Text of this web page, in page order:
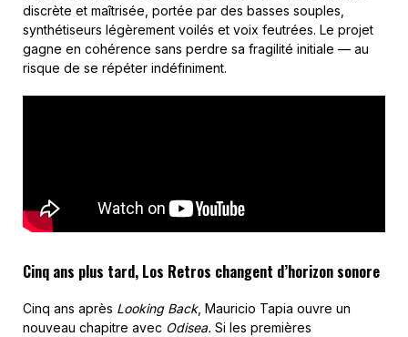
discrète et maîtrisée, portée par des basses souples,
synthétiseurs légèrement voilés et voix feutrées. Le projet
gagne en cohérence sans perdre sa fragilité initiale — au
risque de se répéter indéfiniment.
Cinq ans plus tard, Los Retros changent d’horizon sonore
Cinq ans après Looking Back, Mauricio Tapia ouvre un
nouveau chapitre avec Odisea. Si les premières